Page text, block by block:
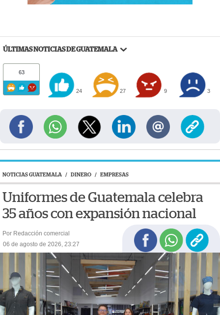
ÚLTIMAS NOTICIAS DE GUATEMALA
63
24 27 9 3
NOTICIAS GUATEMALA / DINERO / EMPRESAS
Uniformes de Guatemala celebra
35 años con expansión nacional
Por Redacción comercial
06 de agosto de 2026, 23:27